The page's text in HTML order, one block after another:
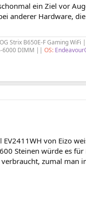
ein Ziel vor
anderer Hardware,
Strix B650E-F Gaming WiFi
6000 DIMM || OS:
von Eizo
Steinen würde es
zumal man